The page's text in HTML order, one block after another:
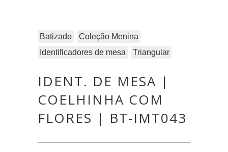
Batizado
Coleção Menina
Identificadores de mesa
Triangular
IDENT. DE MESA |
COELHINHA COM
FLORES | BT-IMT043